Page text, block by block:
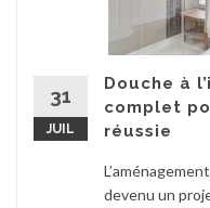
31
JUIL
Douche à
complet
réussie
devenu un